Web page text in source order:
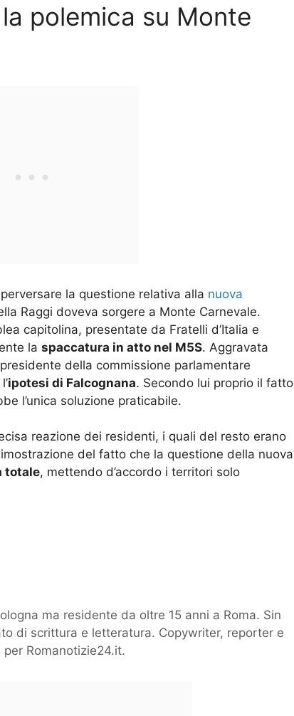
polemica su Monte
la questione relativa alla nuova
Raggi doveva sorgere a Monte Carnevale.
capitolina, presentate da Fratelli d’Italia e
la spaccatura in atto nel M5S. Aggravata
della commissione parlamentare
ipotesi di Falcognana. Secondo lui proprio il fatto
l’unica soluzione praticabile.
reazione dei residenti, i quali del resto erano
del fatto che la questione della nuova
totale, mettendo d’accordo i territori solo
ma residente da oltre 15 anni a Roma. Sin
di scrittura e letteratura. Copywriter, reporter e
Romanotizie24.it.